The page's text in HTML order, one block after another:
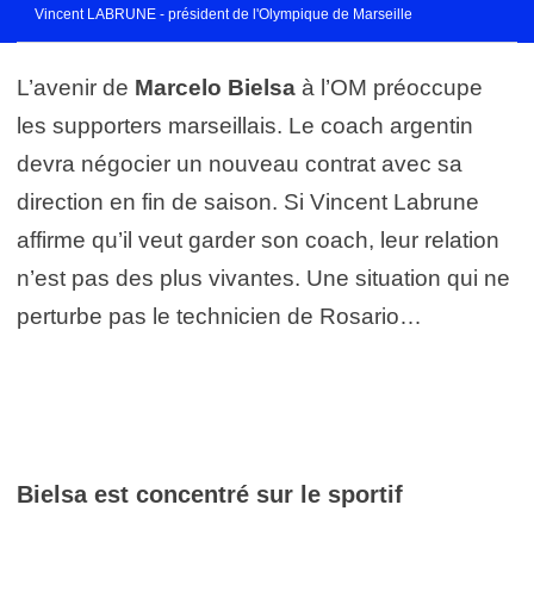
Vincent LABRUNE - président de l'Olympique de Marseille
L’avenir de Marcelo Bielsa à l’OM préoccupe
les supporters marseillais. Le coach argentin
devra négocier un nouveau contrat avec sa
direction en fin de saison. Si Vincent Labrune
affirme qu’il veut garder son coach, leur relation
n’est pas des plus vivantes. Une situation qui ne
perturbe pas le technicien de Rosario…
Bielsa est concentré sur le sportif